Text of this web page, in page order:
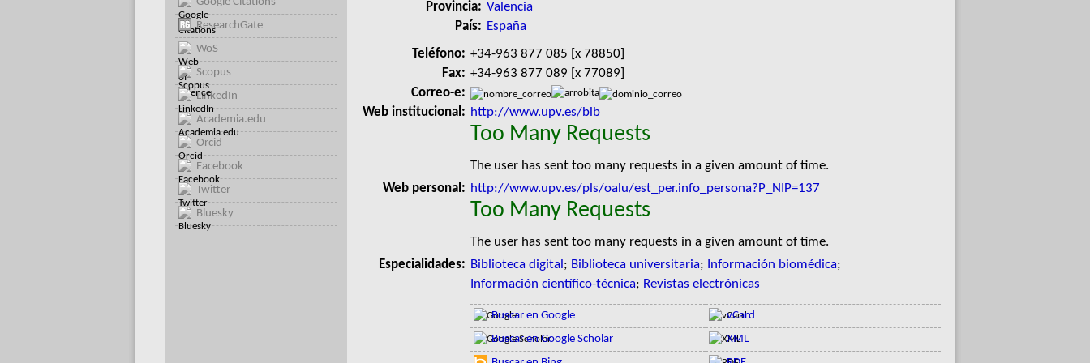
ResearchGate
WoS
Scopus
LinkedIn
Academia.edu
Orcid
Facebook
Twitter
Bluesky
Provincia: Valencia
País: España
Teléfono: +34-963 877 085 [x 78850]
Fax: +34-963 877 089 [x 77089]
Correo-e:
Web institucional: http://www.upv.es/bib
Too Many Requests
The user has sent too many requests in a given amount of time.
Web personal: http://www.upv.es/pls/oalu/est_per.info_persona?P_NIP=137
Too Many Requests
The user has sent too many requests in a given amount of time.
Especialidades: Biblioteca digital ; Biblioteca universitaria; Información biomédica;
Información científico-técnica; Revistas electrónicas
Buscar en Google
Buscar en Google Scholar
vCard
XML